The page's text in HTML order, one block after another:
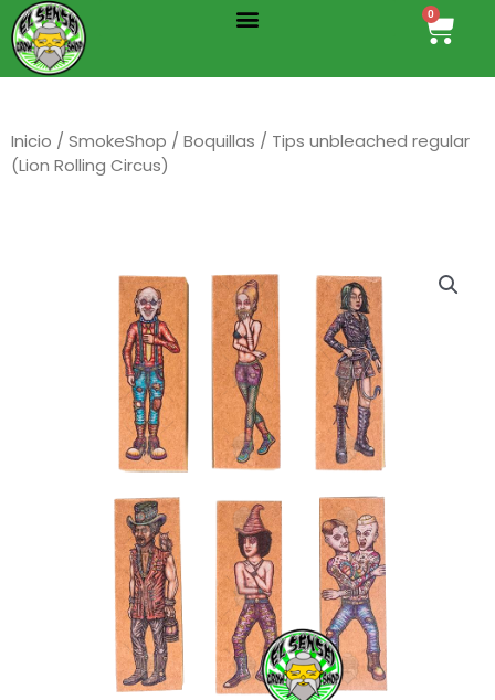
al
contenido
Menu 0
Cart
Inicio / SmokeShop / Boquillas / Tips unbleached regular
(Lion Rolling Circus)